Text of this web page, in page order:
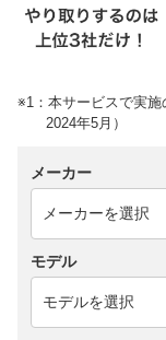
※1：本サービスで実
2024年5月）
メーカー
モデル